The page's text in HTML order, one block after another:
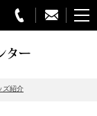
ター
ズ紹介